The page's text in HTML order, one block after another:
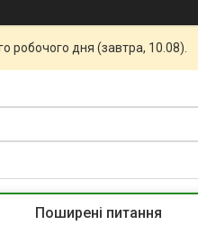
робочого дня (завтра, 10.08).
Поширені питання